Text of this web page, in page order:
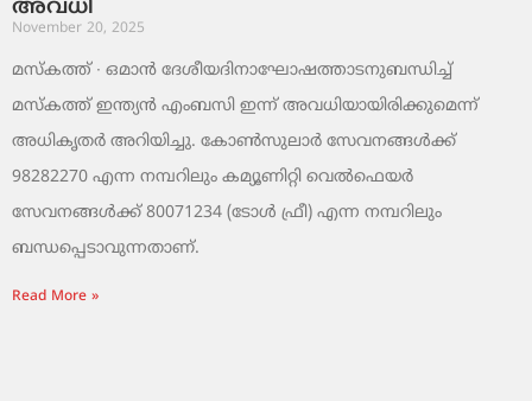
അവധി
November 20, 2025
മസ്‌കത്ത് ∙ ഒമാൻ ദേശീയദിനാഘോഷത്താടനുബന്ധിച്ച്
മസ്‌കത്ത് ഇന്ത്യൻ എംബസി ഇന്ന് അവധിയായിരിക്കുമെന്ന്
അധികൃതർ അറിയിച്ചു. കോൺസുലാർ സേവനങ്ങൾക്ക്
98282270 എന്ന നമ്പറിലും കമ്യൂണിറ്റി വെൽഫെയർ
സേവനങ്ങൾക്ക് 80071234 (ടോൾ ഫ്രീ) എന്ന നമ്പറിലും
ബന്ധപ്പെടാവുന്നതാണ്.
Read More »